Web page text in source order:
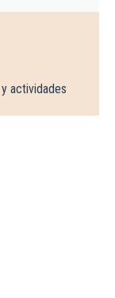
actividades